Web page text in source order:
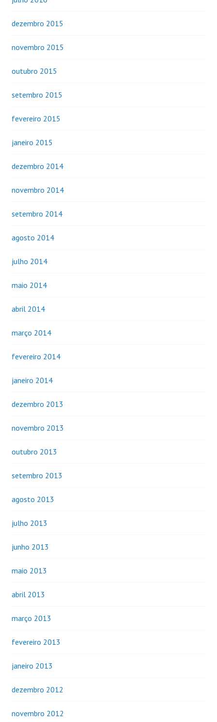
dezembro 2015
novembro 2015
outubro 2015
setembro 2015
fevereiro 2015
janeiro 2015
dezembro 2014
novembro 2014
setembro 2014
agosto 2014
julho 2014
maio 2014
abril 2014
março 2014
fevereiro 2014
janeiro 2014
dezembro 2013
novembro 2013
outubro 2013
setembro 2013
agosto 2013
julho 2013
junho 2013
maio 2013
abril 2013
março 2013
fevereiro 2013
janeiro 2013
dezembro 2012
novembro 2012